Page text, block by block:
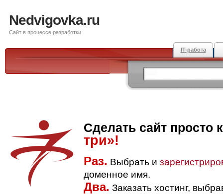
Nedvigovka.ru
Сайт в процессе разработки
IT-работа
Сделать сайт просто
три»!
Раз. Выбрать и
доменное имя.
Два. Заказать хостинг,